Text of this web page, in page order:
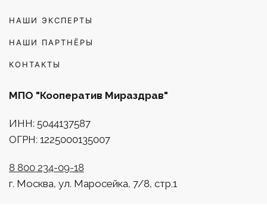
НАШИ ЭКСПЕРТЫ
НАШИ ПАРТНЁРЫ
КОНТАКТЫ
МПО "Кооператив Мираздрав"
ИНН: 5044137587
ОГРН: 1225000135007
8 800 234-09-18
г. Москва, ул. Маросейка, 7/8, стр.1